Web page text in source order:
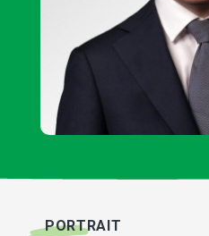
PORTRAIT